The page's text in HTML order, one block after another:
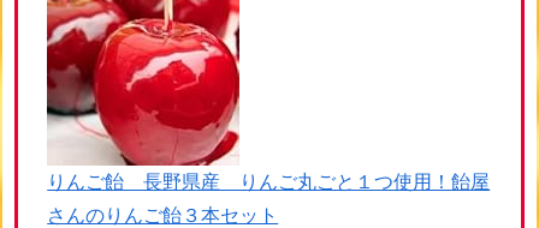
りんご飴 長野県産 りんご丸ごと１つ使用！飴屋
さんのりんご飴３本セット